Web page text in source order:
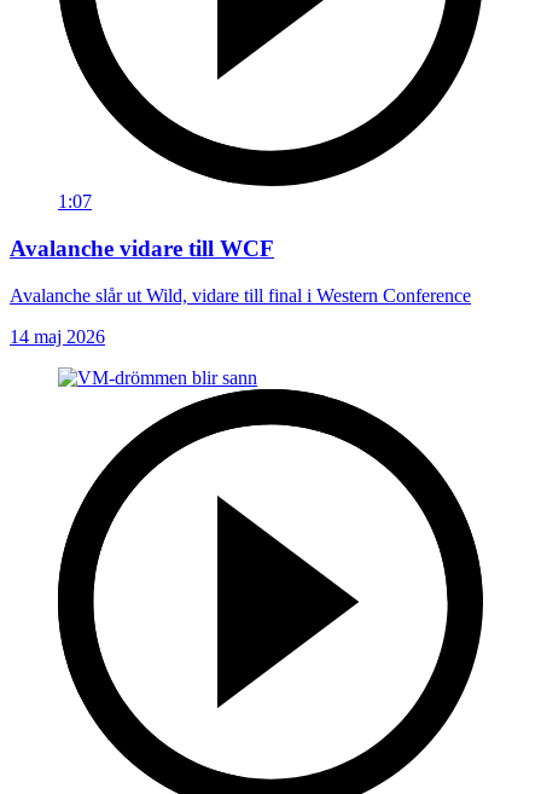
1:07
Avalanche vidare till WCF
Avalanche slår ut Wild, vidare till final i Western Conference
14 maj 2026